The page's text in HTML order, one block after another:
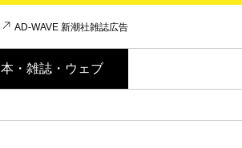
AD-WAVE 新潮社雑誌広告
本・雑誌・ウェブ